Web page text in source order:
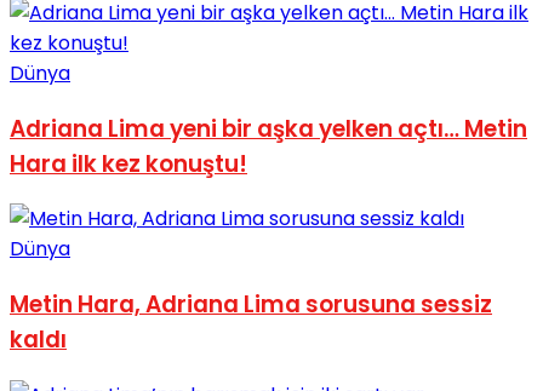
No Result
View All Result
Dünya
Adriana Lima yeni bir aşka yelken açtı… Metin
Hara ilk kez konuştu!
Dünya
Metin Hara, Adriana Lima sorusuna sessiz
kaldı